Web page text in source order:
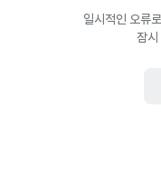
일시적인 오류
잠